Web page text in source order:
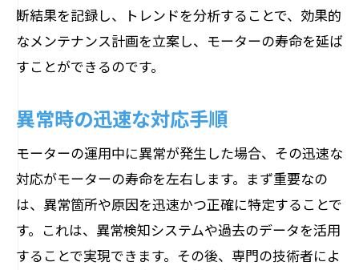
断結果を記録し、トレンドを分析することで、効果的
なメンテナンス計画を立案し、モーターの寿命を延ば
すことができるのです。
異常時の迅速な対応手順
モーターの運用中に異常が発生した場合、その迅速な
対応がモーターの寿命を左右します。まず重要なの
は、異常箇所や原因を迅速かつ正確に特定することで
す。これは、異常検知システムや過去のデータを活用
することで実現できます。その後、専門の技術者によ